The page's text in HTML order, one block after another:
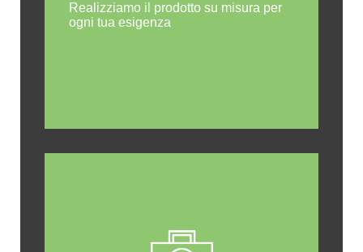
Realizziamo il prodotto su misura per
ogni tua esigenza